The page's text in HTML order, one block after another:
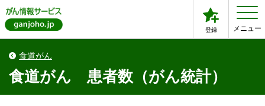
登録 メニュー
食道がん
食道がん 患者数（がん統計）